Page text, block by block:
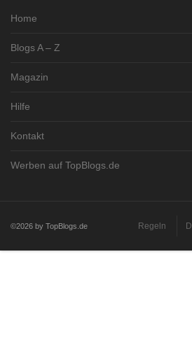
Home
Blogs A – Z
Magazin
Hilfe
Kontakt
Werben auf TopBlogs.de
©2026 by TopBlogs.de Regeln